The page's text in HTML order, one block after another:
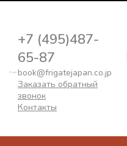
+7 (495)487-
65-87
book@frigatejapan.co.jp
Заказать обратный
звонок
Контакты